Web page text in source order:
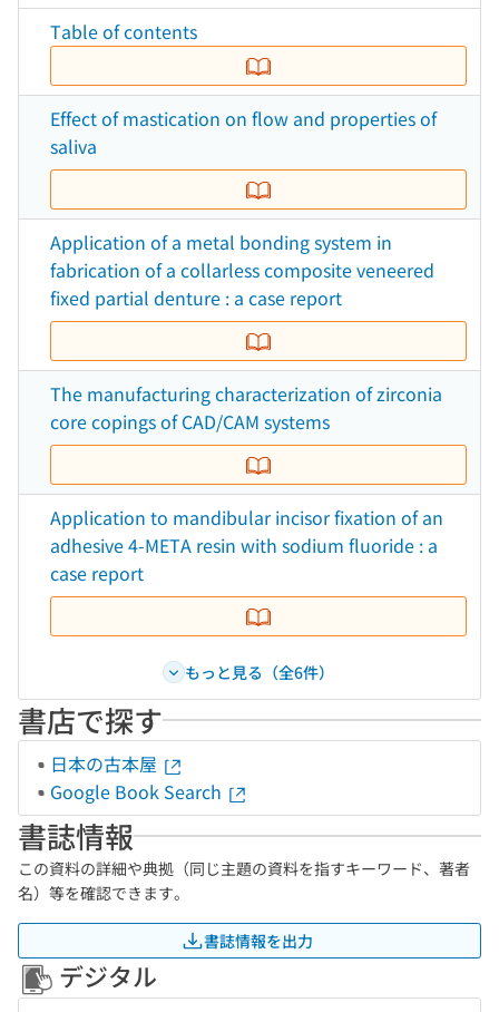
Table of contents
Effect of mastication on flow and properties of
saliva
Application of a metal bonding system in
fabrication of a collarless composite veneered
fixed partial denture : a case report
The manufacturing characterization of zirconia
core copings of CAD/CAM systems
Application to mandibular incisor fixation of an
adhesive 4-META resin with sodium fluoride : a
case report
もっと見る（全6件）
書店で探す
日本の古本屋
Google Book Search
書誌情報
この資料の詳細や典拠（同じ主題の資料を指すキーワード、著者
名）等を確認できます。
書誌情報を出力
デジタル